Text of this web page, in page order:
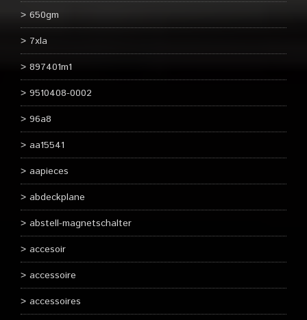
650gm
7xla
897401m1
9510408-0002
96a8
aa15541
aapieces
abdeckplane
abstell-magnetschalter
accesoir
accessoire
accessoires